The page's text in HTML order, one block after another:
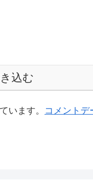
込む
います。 コメントデ